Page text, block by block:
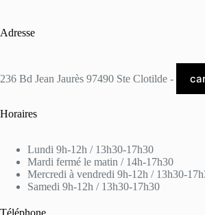
Adresse
236 Bd Jean Jaurès 97490 Ste Clotilde -
Horaires
Lundi 9h-12h / 13h30-17h30
Mardi fermé le matin / 14h-17h30
Mercredi à vendredi 9h-12h / 13h30-
Samedi 9h-12h / 13h30-17h30